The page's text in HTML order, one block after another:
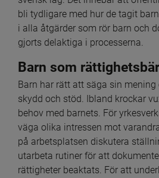
bli tydligare med hur de tagit
i alla åtgärder som rör barn och
gjorts delaktiga i processerna.
Barn som
Barn har rätt att säga sin mening
skydd och stöd. Ibland krockar
behov med barnets. För
väga olika intressen mot
på arbetsplatsen diskutera
utarbeta rutiner för att
rättigheter beaktats. För att